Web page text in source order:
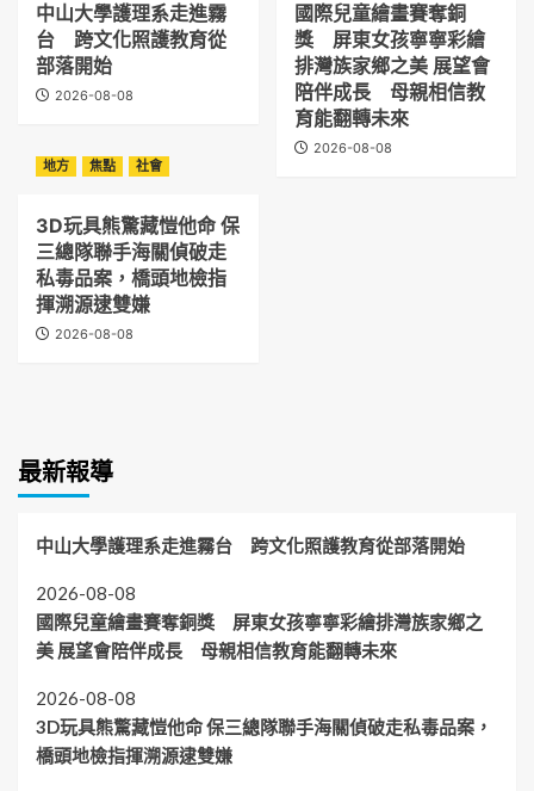
中山大學護理系走進霧
台 跨文化照護教育從
部落開始
2026-08-08
國際兒童繪畫賽奪銅
獎 屏東女孩寧寧彩繪
排灣族家鄉之美 展望會
陪伴成長 母親相信教
育能翻轉未來
2026-08-08
地方
焦點 社會
3D玩具熊驚藏愷他命 保
三總隊聯手海關偵破走
私毒品案，橋頭地檢指
揮溯源逮雙嫌
2026-08-08
最新報導
中山大學護理系走進霧台 跨文化照護教育從部落開始
2026-08-08
國際兒童繪畫賽奪銅獎 屏東女孩寧寧彩繪排灣族家鄉之
美 展望會陪伴成長 母親相信教育能翻轉未來
2026-08-08
3D玩具熊驚藏愷他命 保三總隊聯手海關偵破走私毒品案，
橋頭地檢指揮溯源逮雙嫌